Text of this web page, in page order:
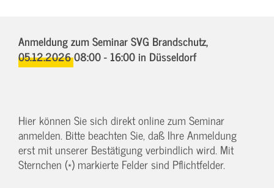
Anmeldung zum Seminar SVG Brandschutz,
05.12.2026 08:00 - 16:00in Düsseldorf
Hier können Sie sich direkt online zum Seminar
anmelden. Bitte beachten Sie, daß Ihre Anmeldung
erst mit unserer Bestätigung verbindlich wird. Mit
Sternchen (*) markierte Felder sind Pflichtfelder.